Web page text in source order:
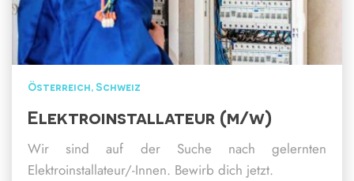
Österreich Schweiz
Elektroinstallateur (m/w)
Wir sind auf der Suche nach gelernten
Elektroinstallateur/-Innen. Bewirb dich jetzt.